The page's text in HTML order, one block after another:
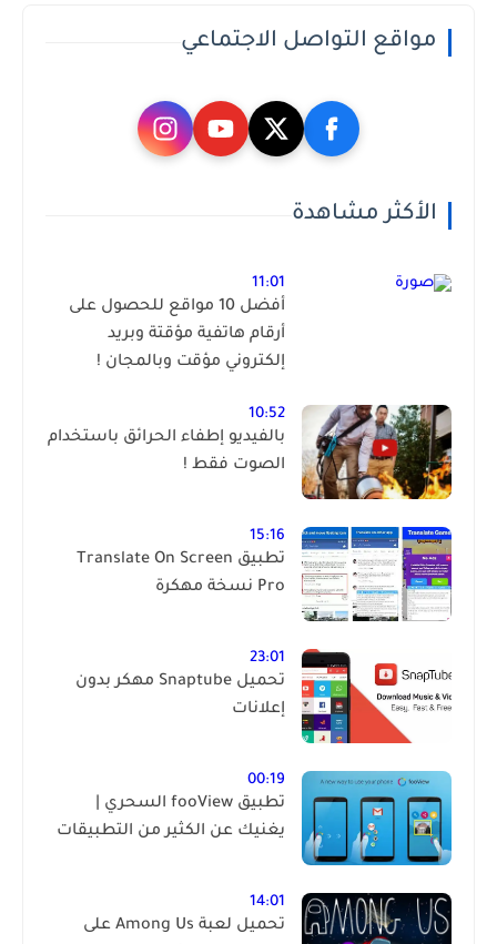
مواقع التواصل الاجتماعي
الأكثر مشاهدة
11:01
أفضل 10 مواقع للحصول على
أرقام هاتفية مؤقتة وبريد
إلكتروني مؤقت وبالمجان !
10:52
بالفيديو إطفاء الحرائق باستخدام
الصوت فقط !
15:16
تطبيق Translate On Screen
Pro نسخة مهكرة
23:01
تحميل Snaptube مهكر بدون
إعلانات
00:19
تطبيق fooView السحري |
يغنيك عن الكثير من التطبيقات
14:01
تحميل لعبة Among Us على